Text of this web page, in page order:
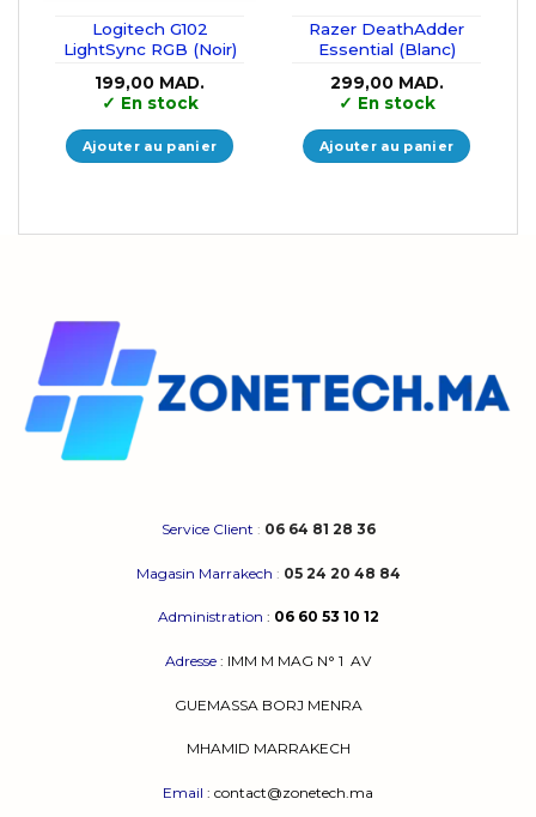
Logitech G102
LightSync RGB (Noir)
199,00 MAD.
✓ En stock
Ajouter au panier
Razer DeathAdder
Essential (Blanc)
299,00 MAD.
✓ En stock
Ajouter au panier
Service Client : 06 64 81 28 36
Magasin Marrakech : 05 24 20 48 84
Administration : 06 60 53 10 12
Adresse : IMM M MAG N° 1 AV
GUEMASSA BORJ MENRA
MHAMID MARRAKECH
Email : contact@zonetech.ma